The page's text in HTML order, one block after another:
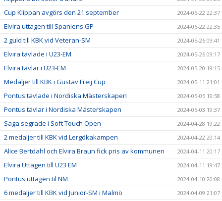
Cup Klippan avgörs den 21 september 2024-06-22 22:37
Elvira uttagen till Spaniens GP 2024-06-22 22:35
2 guld till KBK vid Veteran-SM 2024-05-26 09:41
Elvira tävlade i U23-EM 2024-05-26 09:17
Elvira tävlar i U23-EM 2024-05-20 19:15
Medaljer till KBK i Gustav Freij Cup 2024-05-11 21:01
Pontus tävlade i Nordiska Mästerskapen 2024-05-05 19:58
Pontus tävlar i Nordiska Mästerskapen 2024-05-03 19:37
Saga segrade i Soft Touch Open 2024-04-28 19:22
2 medaljer till KBK vid Lergökakampen 2024-04-22 20:14
Alice Bertdahl och Elvira Braun fick pris av kommunen 2024-04-11 20:17
Elvira Uttagen till U23 EM 2024-04-11 19:47
Pontus uttagen til NM 2024-04-10 20:08
6 medaljer till KBK vid Junior-SM i Malmö 2024-04-09 21:07